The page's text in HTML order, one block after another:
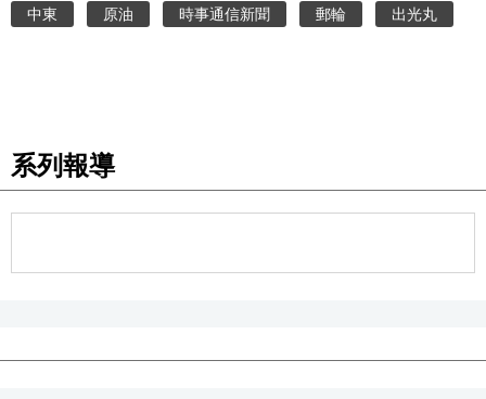
工作勞動
語言
中東 原油 時事通信新聞 郵輪 出光丸
系列報導